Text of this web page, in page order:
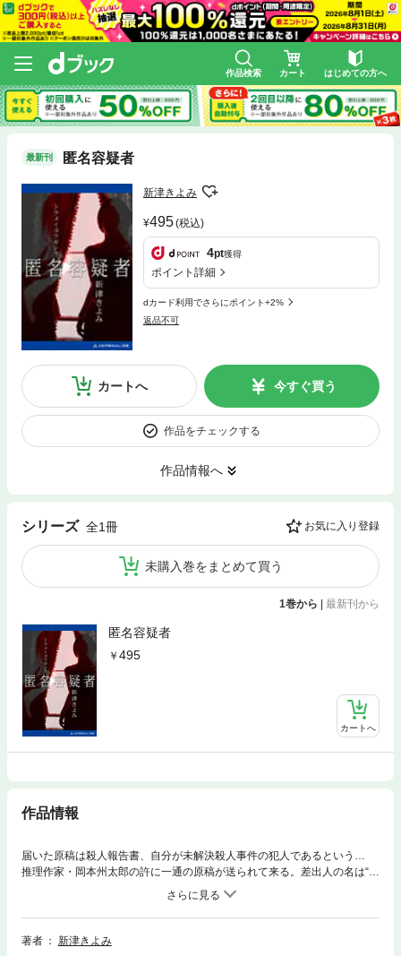
作品検索 カート はじめての方へ
最新刊 匿名容疑者
新津きよみ
495(税込)
4pt獲得
ポイント詳細
dカード利用でさらにポイント+2%
返品不可
カートへ 今すぐ買う
作品をチェックする
作品情報へ
シリーズ 全1冊 お気に入り登録
未購入巻をまとめて買う
1巻から 最新刊から
匿名容疑者
495
カートへ
作品情報
届いた原稿は殺人報告書、自分が未解決殺人事件の犯人であるという…
推理作家・岡本州太郎の許に一通の原稿が送られて来る。差出人の名は“匿
名容疑者”。アシスタントの相野田成美が代読すると、この物語はノンフィ
クションであり、自分は未解決殺人事件の犯人だ、という内容だった。や
がて届いた第二便には犯行現場、被害者名などが記されていた。事件に興
味を持った成美は、警察の捜査に協力するが…。現代社会に潜む危険な陥
著者
新津きよみ